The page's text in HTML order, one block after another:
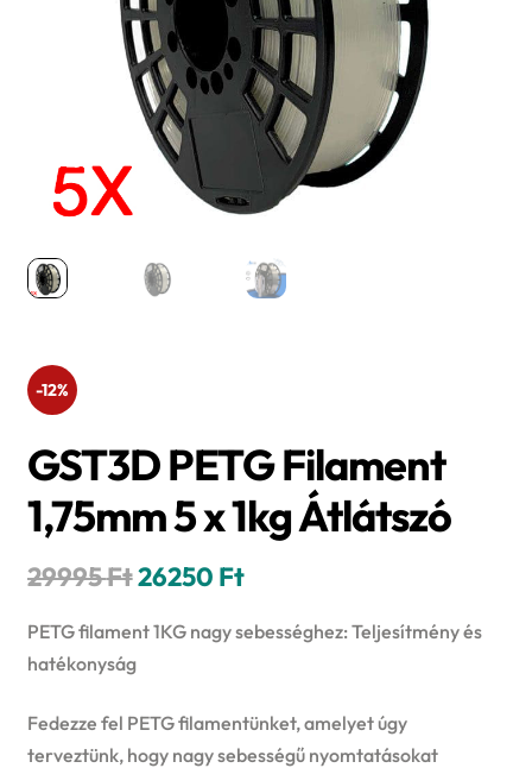
-12%
GST3D PETG Filament
1,75mm 5 x 1kg Átlátszó
29995FtOriginal
price
was:
29995 Ft.
26250 FtCurrent
price
26250 Ft.
PETG filament 1KG nagy sebességhez: Teljesítmény és
hatékonyság
Fedezze fel PETG filamentünket, amelyet úgy
terveztünk, hogy nagy sebességű nyomtatásokat